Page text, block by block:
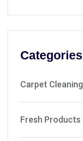
Categories
Carpet Cleaning
Fresh Products